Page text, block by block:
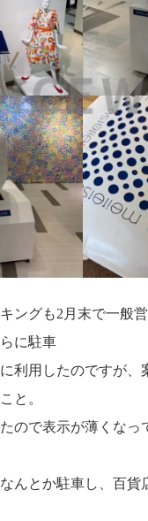
ングも2月末で一般
に駐車
利用したのですが、
と。
ので表示が薄くなっ
んとか駐車し、百貨